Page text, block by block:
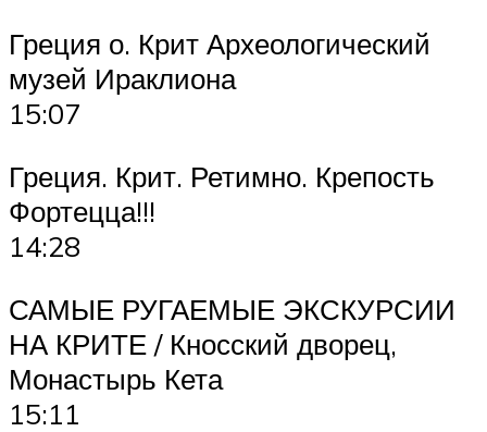
Греция о. Крит Археологический
музей Ираклиона
15:07
Греция. Крит. Ретимно. Крепость
Фортецца!!!
14:28
САМЫЕ РУГАЕМЫЕ ЭКСКУРСИИ
НА КРИТЕ / Кносский дворец,
Монастырь Кета
15:11